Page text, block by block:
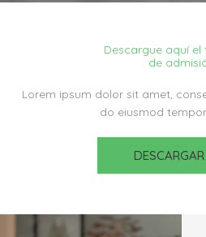
Descargue aquí el
de
Lorem ipsum dolor sit amet,
do eiusmod